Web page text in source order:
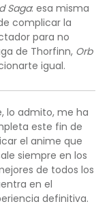
Saga: esa misma
complicar la
para no
de Thorfinn, Orb
igual.
lo admito, me ha
este fin de
el anime que
siempre en los
de todos los
en el
definitiva.